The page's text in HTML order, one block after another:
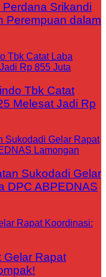
Srikandi
Perempuan dalam
Tbk Catat
Melesat Jadi Rp
Sukodadi Gelar
DPC ABPEDNAS
Gelar Rapat